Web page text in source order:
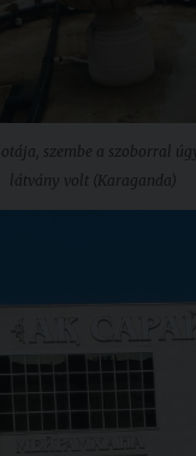
szembe a szoborral
látvány volt (Karaganda)